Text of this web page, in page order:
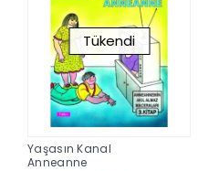
Tükendi
Yaşasın Kanal
Anneanne